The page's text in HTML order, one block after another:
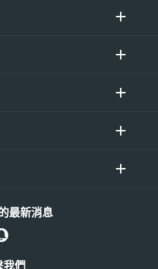
我們
最新消息